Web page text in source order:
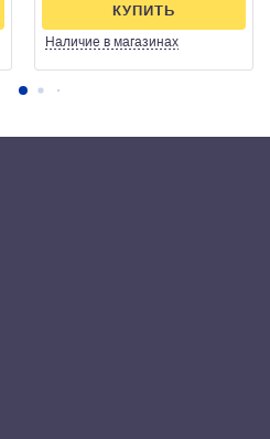
Наличие в магазинах
КУПИТЬ